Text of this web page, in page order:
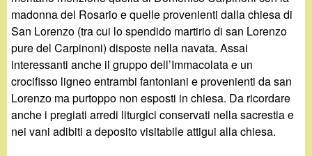
madonna del Rosario e quelle provenienti dalla chiesa di
San Lorenzo (tra cui lo spendido martirio di san Lorenzo
pure del Carpinoni) disposte nella navata. Assai
interessanti anche il gruppo dell’Immacolata e un
crocifisso ligneo entrambi fantoniani e provenienti da san
Lorenzo ma purtoppo non esposti in chiesa. Da ricordare
anche i pregiati arredi liturgici conservati nella sacrestia e
nei vani adibiti a deposito visitabile attigui alla chiesa.